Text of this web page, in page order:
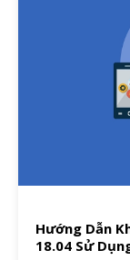
Hướng Dẫn
18.04 Sử